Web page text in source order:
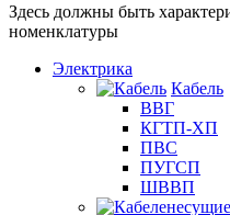
Здесь должны быть
номенклатуры
Электрика
Кабель
ВВГ
КГТП-ХП
ПВС
ПУГСП
ШВВП